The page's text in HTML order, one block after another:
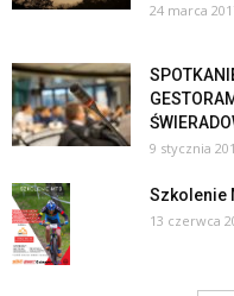
24 marca
9 stycznia
Szkolenie
13 czerwca